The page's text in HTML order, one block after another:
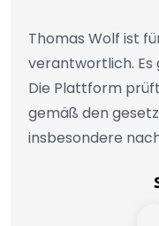
Thomas Wolf ist
verantwortlich. Es
Die Plattform
gemäß den
insbesondere